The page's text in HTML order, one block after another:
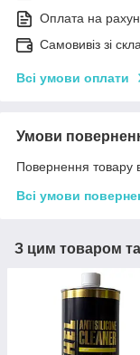
Оплата на
Самовивіз зі
Всі умови оплати
Умови
Повернення товару
Всі умови
З цим товаром